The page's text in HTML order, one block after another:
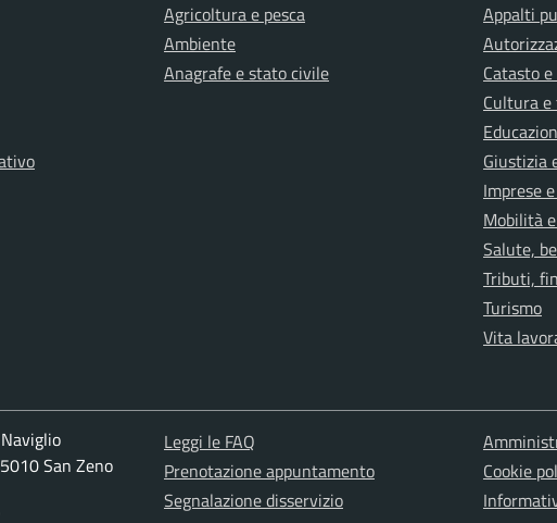
Agricoltura e pesca
Ambiente
Anagrafe e stato civile
Appalti
Catasto
Cultura
Giustizia
Imprese
Mobilità
Salute,
Tributi,
Turismo
Vita
San Zeno
Leggi le FAQ
Prenotazione appuntamento
Segnalazione disservizio
Cookie